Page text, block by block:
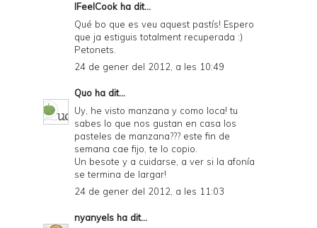
IFeelCookha dit...
Qué bo que es veu aquest pastís! Espero
que ja estiguis totalment recuperada :)
Petonets.
24 de gener del 2012, a les 10:49
Quo ha dit...
Uy, he visto manzana y como loca! tu
sabes lo que nos gustan en casa los
pasteles de manzana??? este fin de
semana cae fijo, te lo copio.
Un besote y a cuidarse, a ver si la afonía
se termina de largar!
24 de gener del 2012, a les 11:03
nyanyels ha dit...